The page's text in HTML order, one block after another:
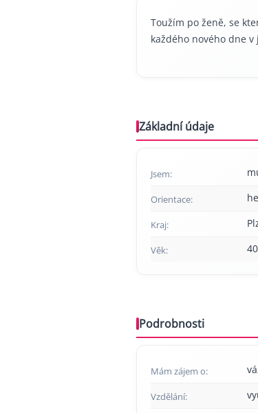
Toužím po ženě, se
každého nového dne v
Základní údaje
Jsem:
Orientace:
Kraj:
Věk:
Podrobnosti
Mám zájem o:
Vzdělání: